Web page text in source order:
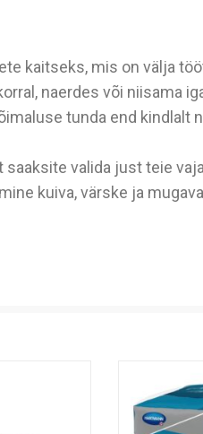
kaitseks, mis on välja
naerdes või niisama
tunda end kindlalt
saaksite valida just teie
kuiva, värske ja